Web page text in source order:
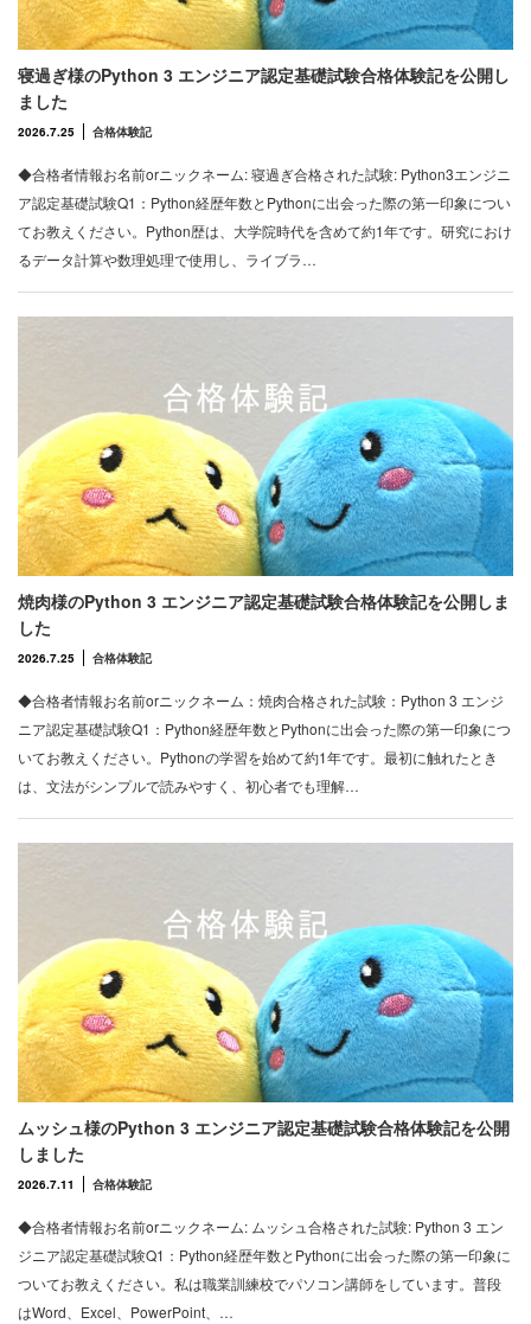
寝過ぎ様のPython 3 エンジニア認定基礎試験合格体験記を公開し
ました
2026.7.25 合格体験記
◆合格者情報お名前orニックネーム: 寝過ぎ合格された試験: Python3エンジニ
ア認定基礎試験Q1：Python経歴年数とPythonに出会った際の第一印象につい
てお教えください。Python歴は、大学院時代を含めて約1年です。研究におけ
るデータ計算や数理処理で使用し、ライブラ…
焼肉様のPython 3 エンジニア認定基礎試験合格体験記を公開しま
した
2026.7.25 合格体験記
◆合格者情報お名前orニックネーム：焼肉合格された試験：Python 3 エンジ
ニア認定基礎試験Q1：Python経歴年数とPythonに出会った際の第一印象につ
いてお教えください。Pythonの学習を始めて約1年です。最初に触れたとき
は、文法がシンプルで読みやすく、初心者でも理解…
ムッシュ様のPython 3 エンジニア認定基礎試験合格体験記を公開
しました
2026.7.11 合格体験記
◆合格者情報お名前orニックネーム: ムッシュ合格された試験: Python 3 エン
ジニア認定基礎試験Q1：Python経歴年数とPythonに出会った際の第一印象に
ついてお教えください。私は職業訓練校でパソコン講師をしています。普段
はWord、Excel、PowerPoint、…